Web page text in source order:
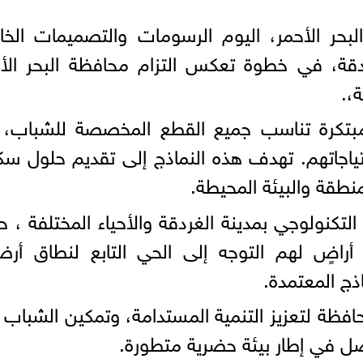
الأحمر، اليوم الرسومات والتصميمات
في خطوة تعكس التزام محافظة البحر
تناسب جميع القطع المخصصة
تهدف هذه النماذج إلى تقديم حلول
والبيئة المحيطة.
بمدينة الغردقة والأحياء المختلفة
لهم التوجه إلى الحي التابع لنطاق
المعتمدة.
لتعزيز التنمية المستدامة، وتمكين
في إطار بيئة حضرية متطورة.